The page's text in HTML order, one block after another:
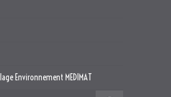
Environnement MEDIMAT